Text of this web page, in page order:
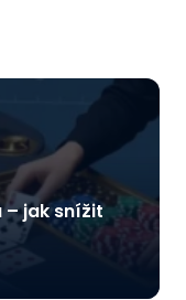
jak snížit